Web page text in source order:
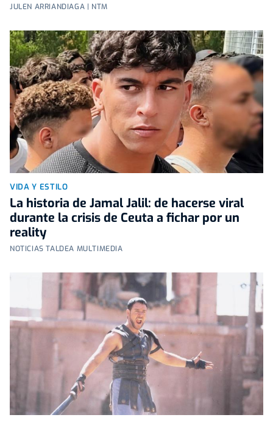
JULEN ARRIANDIAGA | NTM
VIDA Y ESTILO
La historia de Jamal Jalil: de hacerse viral
durante la crisis de Ceuta a fichar por un
reality
NOTICIAS TALDEA MULTIMEDIA